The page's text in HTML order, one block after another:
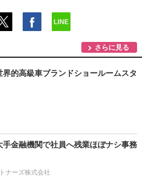
さらに見る
的高級車ブランドショールームスタ
金融機関で社員へ残業ほぼナシ事務
ナーズ株式会社